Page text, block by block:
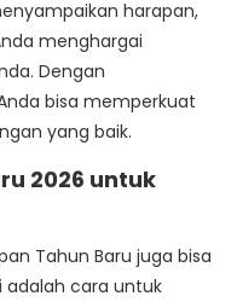
harapan,
menghargai
Dengan
bisa memperkuat
yang baik.
2026 untuk
Tahun Baru juga bisa
adalah cara untuk